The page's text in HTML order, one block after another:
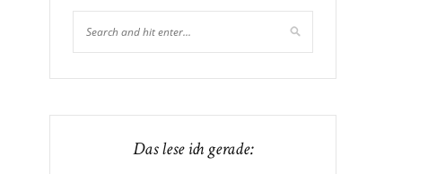
Das lese ich gerade: